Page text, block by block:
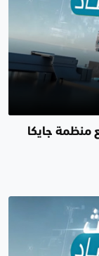
منظمة جايكا